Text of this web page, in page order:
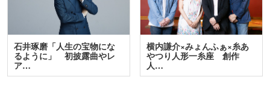
石井琢磨「人生の宝物にな
るように」 初披露曲やレ
ア…
横内謙介×みょんふぁ×糸あ
やつり人形一糸座 創作
人…